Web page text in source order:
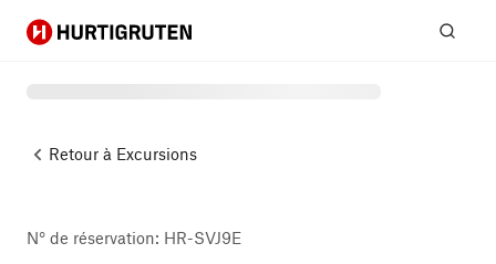
Hurtigruten
Retour à Excursions
N° de réservation: HR-SVJ9E